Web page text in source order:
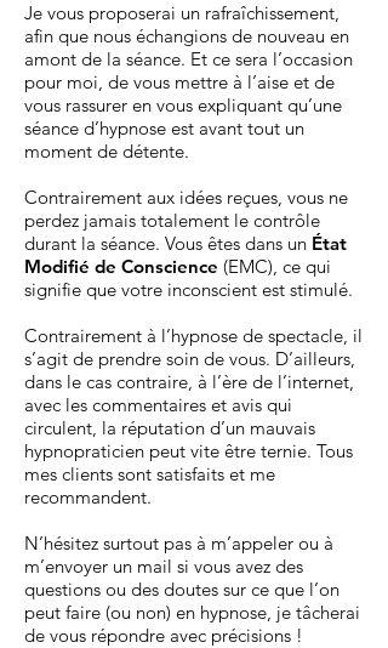
Je vous proposerai un rafraîchissement,
afin que nous échangions de nouveau en
amont de la séance. Et ce sera l’occasion
pour moi, de vous mettre à l’aise et de
vous rassurer en vous expliquant qu’une
séance d’hypnose est avant tout un
moment de détente.
Contrairement aux idées reçues, vous ne
perdez jamais totalement le contrôle
durant la séance. Vous êtes dans un État
Modifié de Conscience (EMC), ce qui
signifie que votre inconscient est stimulé.
Contrairement à l’hypnose de spectacle, il
s’agit de prendre soin de vous. D’ailleurs,
dans le cas contraire, à l’ère de l’internet,
avec les commentaires et avis qui
circulent, la réputation d’un mauvais
hypnopraticien peut vite être ternie. Tous
mes clients sont satisfaits et me
recommandent.
N’hésitez surtout pas à m’appeler ou à
m’envoyer un mail si vous avez des
questions ou des doutes sur ce que l’on
peut faire (ou non) en hypnose, je tâcherai
de vous répondre avec précisions !